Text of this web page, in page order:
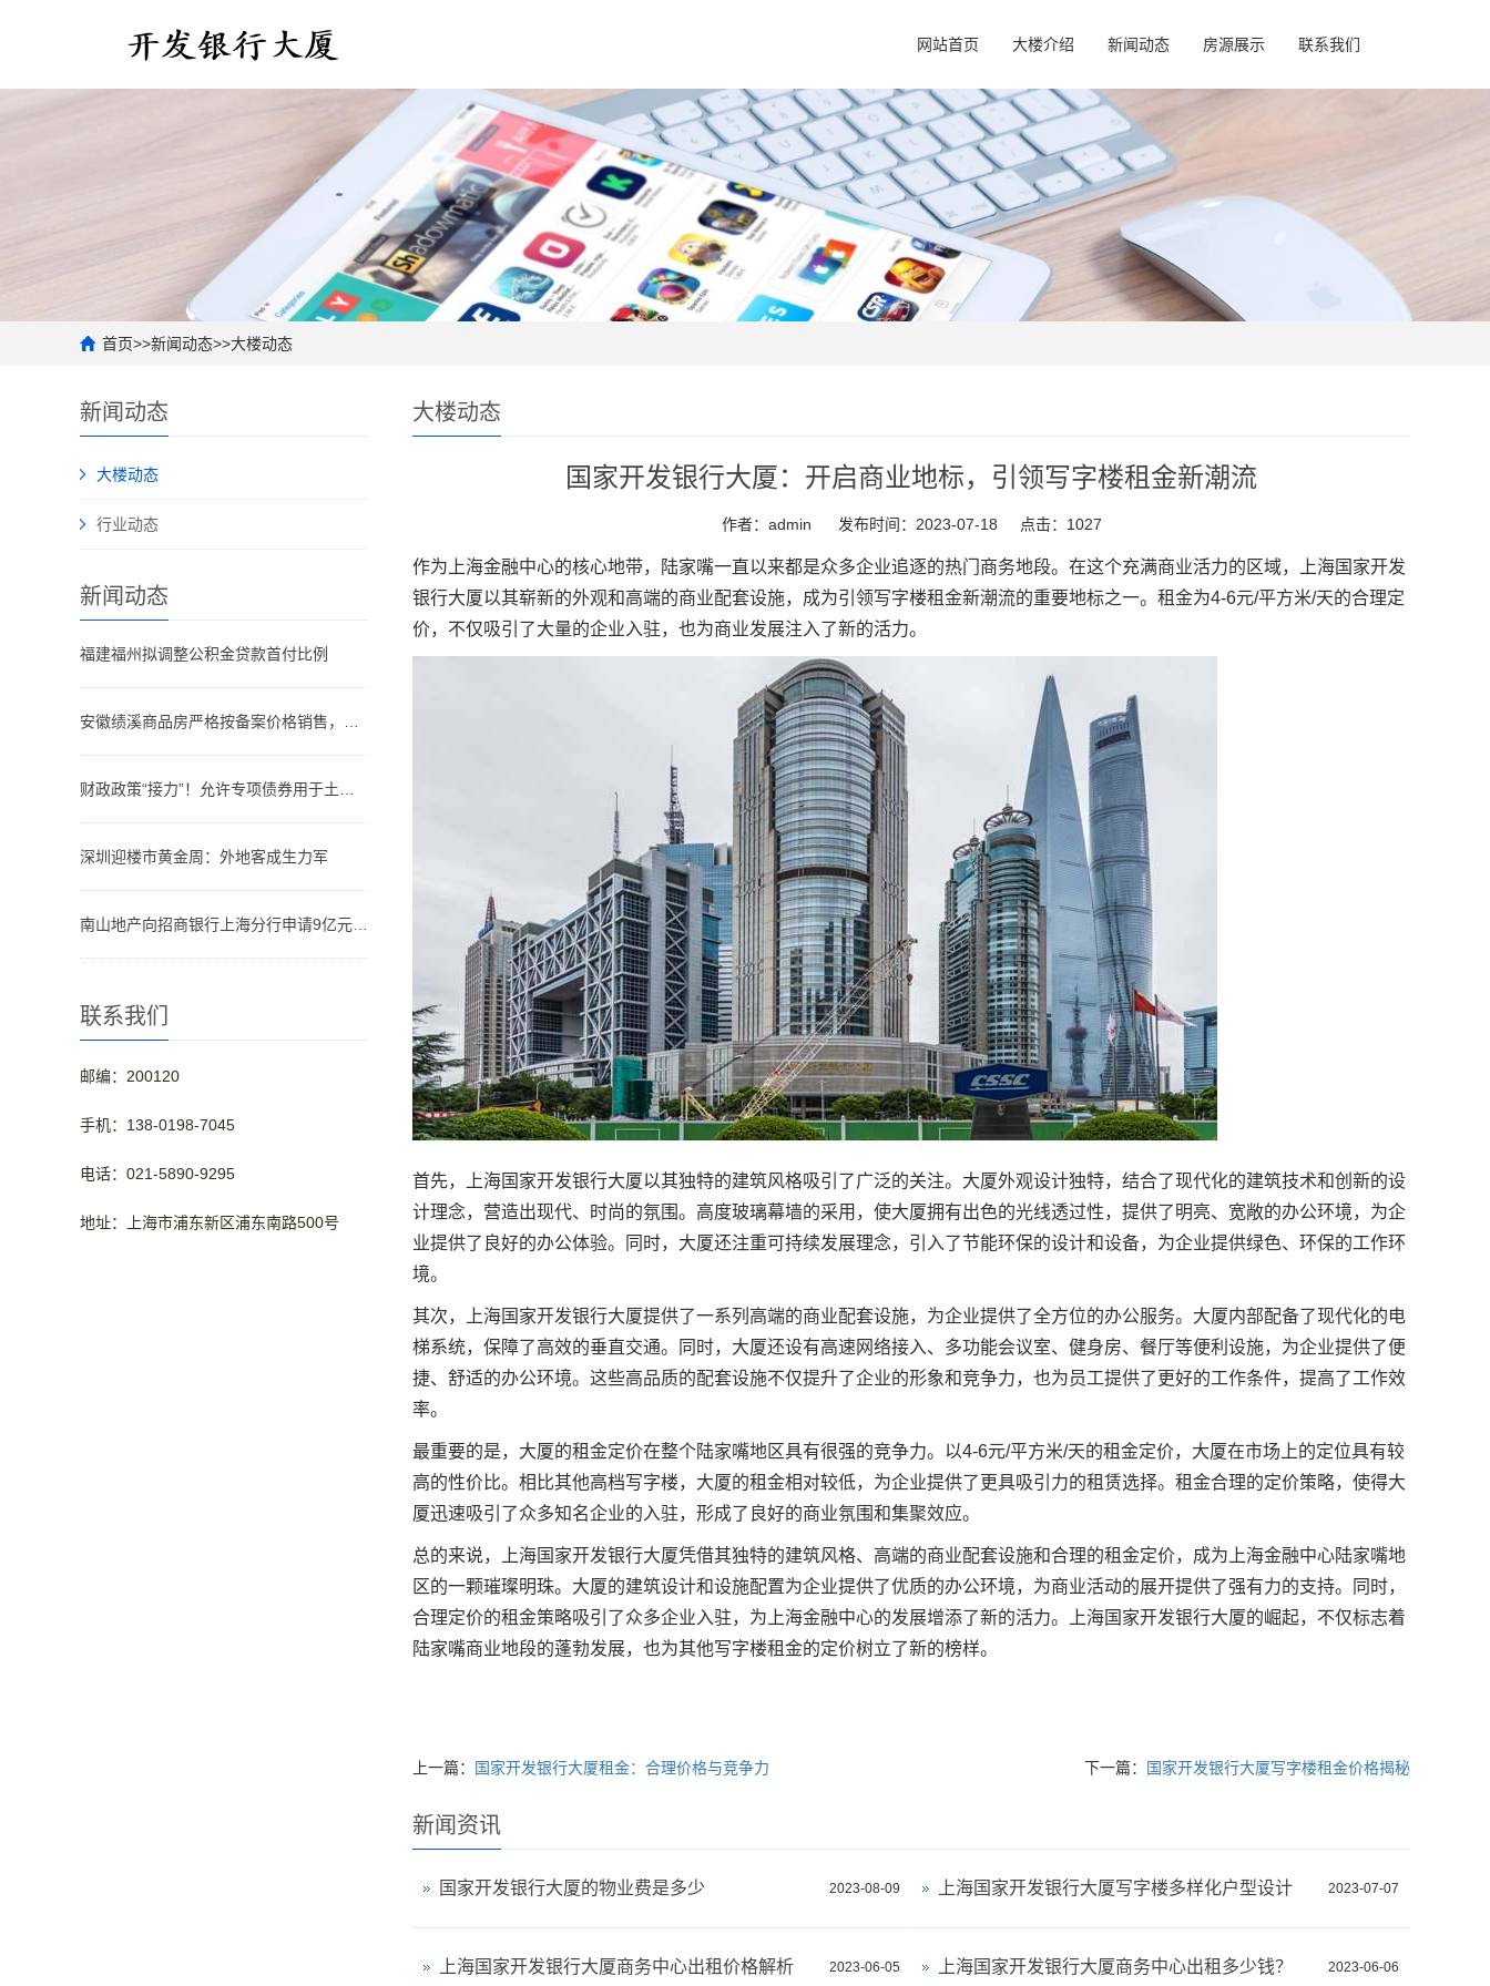
网站首页 大楼介绍 新闻动态 房源展示 联系我们
首页>>新闻动态>>大楼动态
新闻动态
大楼动态
行业动态
新闻动态
福建福州拟调整公积金贷款首付比例
深圳迎楼市黄金周：外地客成生力军
联系我们
邮编：200120
手机：138-0198-7045
电话：021-5890-9295
地址：上海市浦东新区浦东南路500号
大楼动态
国家开发银行大厦：开启商业地标，引领写字楼租金新潮流
作者：admin 发布时间：2023-07-18 点击：1027
作为上海金融中心的核心地带，陆家嘴一直以来都是众多企业追逐的热门商务地段。在这个充满商业活力的区域，上海国家开发
银行大厦以其崭新的外观和高端的商业配套设施，成为引领写字楼租金新潮流的重要地标之一。租金为4-6元/平方米/天的合理定
价，不仅吸引了大量的企业入驻，也为商业发展注入了新的活力。
首先，上海国家开发银行大厦以其独特的建筑风格吸引了广泛的关注。大厦外观设计独特，结合了现代化的建筑技术和创新的设
计理念，营造出现代、时尚的氛围。高度玻璃幕墙的采用，使大厦拥有出色的光线透过性，提供了明亮、宽敞的办公环境，为企
业提供了良好的办公体验。同时，大厦还注重可持续发展理念，引入了节能环保的设计和设备，为企业提供绿色、环保的工作环
境。
其次，上海国家开发银行大厦提供了一系列高端的商业配套设施，为企业提供了全方位的办公服务。大厦内部配备了现代化的电
梯系统，保障了高效的垂直交通。同时，大厦还设有高速网络接入、多功能会议室、健身房、餐厅等便利设施，为企业提供了便
捷、舒适的办公环境。这些高品质的配套设施不仅提升了企业的形象和竞争力，也为员工提供了更好的工作条件，提高了工作效
率。
最重要的是，大厦的租金定价在整个陆家嘴地区具有很强的竞争力。以4-6元/平方米/天的租金定价，大厦在市场上的定位具有较
高的性价比。相比其他高档写字楼，大厦的租金相对较低，为企业提供了更具吸引力的租赁选择。租金合理的定价策略，使得大
厦迅速吸引了众多知名企业的入驻，形成了良好的商业氛围和集聚效应。
总的来说，上海国家开发银行大厦凭借其独特的建筑风格、高端的商业配套设施和合理的租金定价，成为上海金融中心陆家嘴地
区的一颗璀璨明珠。大厦的建筑设计和设施配置为企业提供了优质的办公环境，为商业活动的展开提供了强有力的支持。同时，
合理定价的租金策略吸引了众多企业入驻，为上海金融中心的发展增添了新的活力。上海国家开发银行大厦的崛起，不仅标志着
陆家嘴商业地段的蓬勃发展，也为其他写字楼租金的定价树立了新的榜样。
上一篇： 国家开发银行大厦租金：合理价格与竞争力 下一篇： 国家开发银行大厦写字楼租金价格揭秘
新闻资讯
2023-08-09
国家开发银行大厦的物业费是多少 2023-07-07
上海国家开发银行大厦写字楼多样化户型设计
2023-06-05
上海国家开发银行大厦商务中心出租价格解析 2023-06-06
上海国家开发银行大厦商务中心出租多少钱？